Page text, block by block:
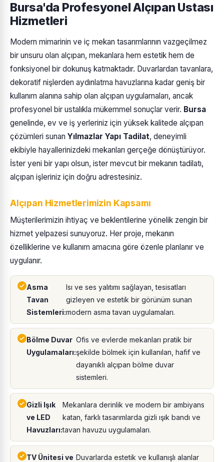
Bursa'da Profesyonel Alçıpan Ustası
Hizmetleri
Modern mimarinin ve iç mekan tasarımlarının vazgeçilmez
bir unsuru olan alçıpan, mekanlara hem estetik hem de
fonksiyonel bir dokunuş katmaktadır. Duvarlardan tavanlara,
dekoratif nişlerden aydınlatma havuzlarına kadar geniş bir
kullanım alanına sahip olan alçıpan uygulamaları, ancak
profesyonel bir ustalıkla mükemmel sonuçlar verir. Bursa
genelinde, ev ve iş yerleriniz için yüksek kalitede alçıpan
çözümleri sunan Yılmazlar Yapı Tadilat, deneyimli
ekibiyle hayallerinizdeki mekanları gerçeğe dönüştürüyor.
İster yeni bir yapı olsun, ister mevcut bir mekanın tadilatı,
alçıpan işleriniz için doğru adrestesiniz.
Alçıpan Hizmetlerimizin Kapsamı
Müşterilerimizin ihtiyaç ve beklentilerine yönelik zengin bir
hizmet yelpazesi sunuyoruz. Her proje, mekanın
özelliklerine ve kullanım amacına göre özenle planlanır ve
uygulanır.
Asma
Tavan
Sistemleri:
Isı ve ses yalıtımı sağlayan, tesisatları
gizleyen ve estetik bir görünüm sunan
modern asma tavan uygulamaları.
Bölme Duvar
Uygulamaları:
Ofis ve evlerde mekanları pratik bir
şekilde bölmek için kullanılan, hafif ve
dayanıklı alçıpan bölme duvar
sistemleri.
Gizli Işık
ve LED
Havuzları:
Mekanlara derinlik ve modern bir ambiyans
katan, farklı tasarımlarda gizli ışık bandı ve
tavan havuzu uygulamaları.
TV Ünitesi ve Duvarlarda estetik ve kullanışlı alanlar